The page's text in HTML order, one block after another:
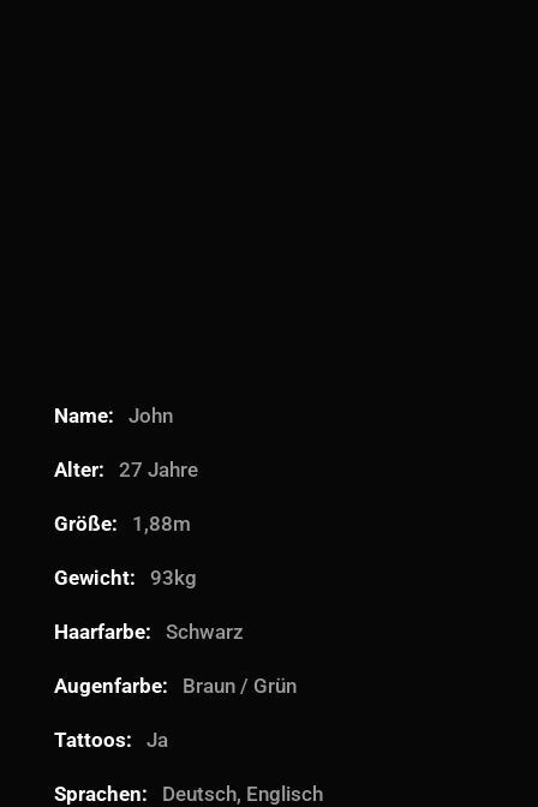
Name: John
Alter: 27 Jahre
Größe: 1,88m
Gewicht: 93kg
Haarfarbe: Schwarz
Augenfarbe: Braun / Grün
Tattoos: Ja
Sprachen: Deutsch, Englisch